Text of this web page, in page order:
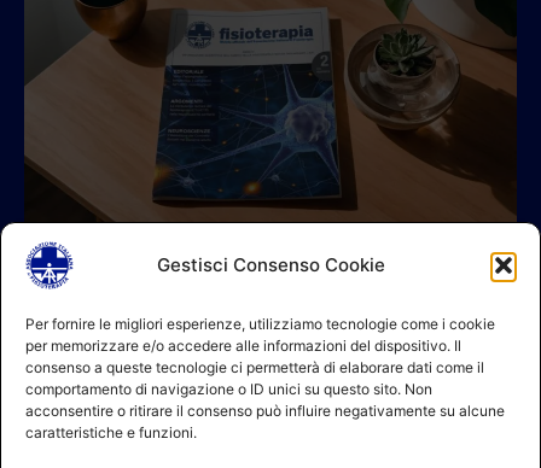
Gestisci Consenso Cookie
Per fornire le migliori esperienze, utilizziamo tecnologie come i cookie
per memorizzare e/o accedere alle informazioni del dispositivo. Il
consenso a queste tecnologie ci permetterà di elaborare dati come il
comportamento di navigazione o ID unici su questo sito. Non
acconsentire o ritirare il consenso può influire negativamente su alcune
caratteristiche e funzioni.
Contatti
GDPR Informativa (sito)
GDPR Informativa (soci)
GDPR Informativa (moduli)